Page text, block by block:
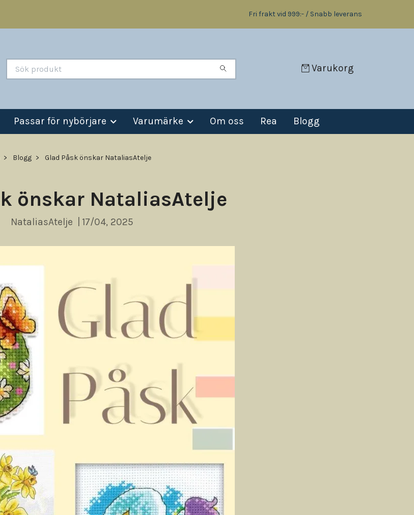
Fri frakt vid 999:- / Snabb leverans
Varukorg
Passar för nybörjare Varumärke Om oss Rea Blogg
Blogg Glad Påsk önskar NataliasAtelje
önskar NataliasAtelje
NataliasAtelje 17/04, 2025